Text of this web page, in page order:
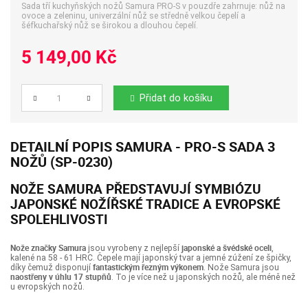
Sada tří kuchyňských nožů Samura PRO-S v pouzdře zahrnuje: nůž na
ovoce a zeleninu, univerzální nůž se středně velkou čepelí a
šéfkuchařský nůž se širokou a dlouhou čepelí.
5 149,00 Kč
Počet Přidat do košíku
DETAILNÍ POPIS SAMURA - PRO-S SADA 3
NOŽŮ (SP-0230)
NOŽE SAMURA PŘEDSTAVUJÍ SYMBIÓZU
JAPONSKÉ NOŽÍŘSKÉ TRADICE A EVROPSKÉ
SPOLEHLIVOSTI
Nože značky Samura jsou vyrobeny z nejlepší japonské a švédské oceli,
kalené na 58 - 61 HRC. Čepele mají japonský tvar a jemné zúžení ze špičky,
díky čemuž disponují fantastickým řezným výkonem. Nože Samura jsou
naostřeny v úhlu 17 stupňů. To je více než u japonských nožů, ale méně než
u evropských nožů.